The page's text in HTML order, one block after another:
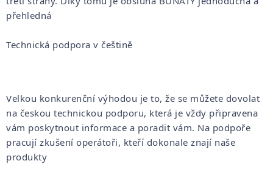
přehledná
Technická podpora v češtině
Velkou konkurenční výhodou je to, že se můžete dovolat
na českou technickou podporu, která je vždy připravena
vám poskytnout informace a poradit vám. Na podpoře
pracují zkušení operátoři, kteří dokonale znají naše
produkty